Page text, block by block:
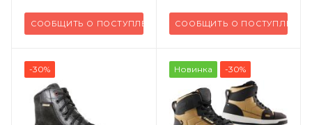
СООБЩИТЬ О ПОСТУПЛЕНИИ СООБЩИТЬ О ПОСТУПЛЕНИИ
-30% Новинка -30%